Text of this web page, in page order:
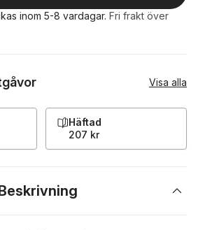
inom 5-8 vardagar. Fri frakt över
Visa alla
Häftad
207 kr